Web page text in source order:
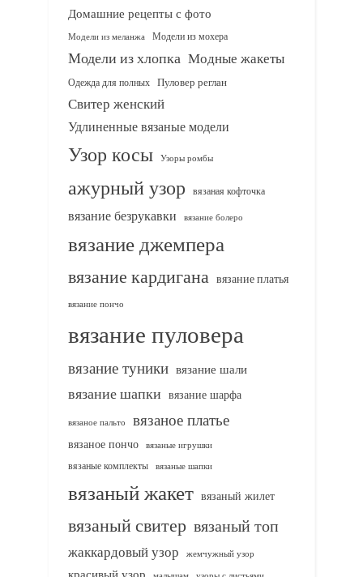
Домашние рецепты с фото
Модели из меланжа Модели из мохера
Модели из хлопка Модные жакеты
Одежда для полных Пуловер реглан
Свитер женский
Удлиненные вязаные модели
Узор косы Узоры ромбы
ажурный узор вязаная кофточка
вязание безрукавки вязание болеро
вязание джемпера
вязание кардигана вязание платья
вязание пончо
вязание пуловера
вязание туники вязание шали
вязание шапки вязание шарфа
вязаное пальто вязаное платье
вязаное пончо вязаные игрушки
вязаные комплекты
вязаные шапки
вязаный жакет вязаный жилет
вязаный свитер вязаный топ
жаккардовый узор жемчужный узор